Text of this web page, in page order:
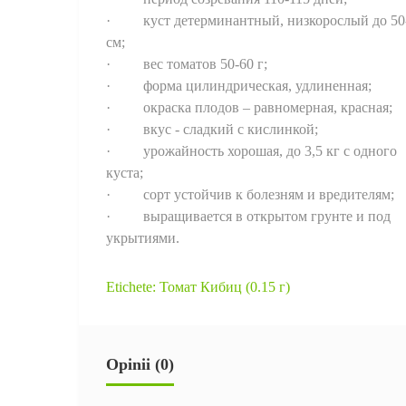
· куст детерминантный, низкорослый до
см;
· вес томатов 50-60 г;
· форма цилиндрическая, удлиненная;
· окраска плодов – равномерная, красная;
· вкус - сладкий с кислинкой;
· урожайность хорошая, до 3,5 кг с одного
куста;
· сорт устойчив к болезням и вредителям;
· выращивается в открытом грунте и под
укрытиями.
Etichete: Томат Кибиц (0.15 г)
Opinii (0)